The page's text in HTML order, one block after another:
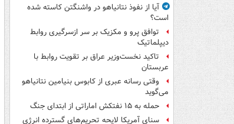
آیا از نفوذ نتانیاهو در واشنگتن کاسته شده
است؟
توافق پرو و مکزیک بر سر ازسرگیری روابط
دیپلماتیک
تاکید نخست‌وزیر عراق بر تقویت روابط با
عربستان
وقتی رسانه عبری از کابوس بنیامین نتانیاهو
می‌گوید
حمله به ۱۵ نفتکش‌ اماراتی از ابتدای جنگ
سنای آمریکا لایحه تحریم‌های گسترده انرژی